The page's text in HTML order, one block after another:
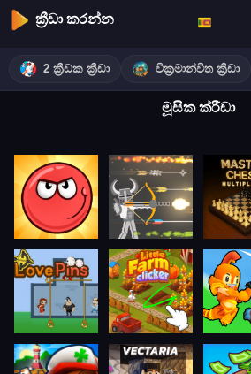
ක්‍රීඩා කරන්න
2 ක්‍රීඩක ක්‍රීඩා වික්‍රමාන්විත ක්‍රීඩා
මූසික ක්රීඩා